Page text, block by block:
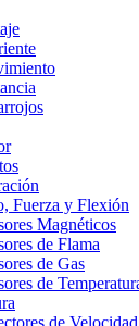
Fuerza y Flexión
Magnéticos
de Flama
de Gas
de
de Velocidad